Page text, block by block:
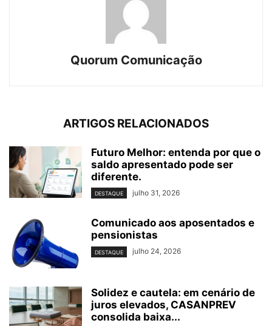
Quorum Comunicação
ARTIGOS RELACIONADOS
Futuro Melhor: entenda por que o
saldo apresentado pode ser
diferente.
DESTAQUE julho 31, 2026
Comunicado aos aposentados e
pensionistas
DESTAQUE julho 24, 2026
Solidez e cautela: em cenário de
juros elevados, CASANPREV
consolida baixa...